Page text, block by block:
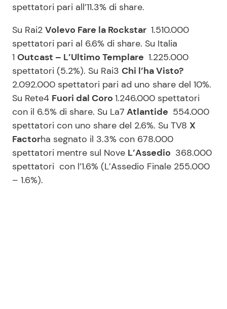
spettatori pari all’11.3% di share.
Su Rai2 Volevo Fare la Rockstar 1.510.000
spettatori pari al 6.6% di share. Su Italia
1 Outcast – L’Ultimo Templare 1.225.000
spettatori (5.2%). Su Rai3 Chi l’ha Visto?
2.092.000 spettatori pari ad uno share del 10%.
Su Rete4 Fuori dal Coro 1.246.000 spettatori
con il 6.5% di share. Su La7 Atlantide 554.000
spettatori con uno share del 2.6%. Su TV8 X
Factorha segnato il 3.3% con 678.000
spettatori mentre sul Nove L’Assedio 368.000
spettatori con l’1.6% (L’Assedio Finale 255.000
– 1.6%).